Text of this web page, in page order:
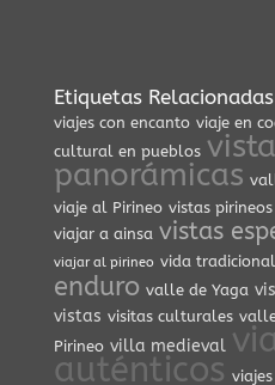
Etiquetas Relacionadas
viajes con encanto viaje en
cultural en pueblos
panorámicas
viaje al Pirineo vistas pirineos
viajar a ainsa vistas
viajar al pirineo vida
enduro valle de Yaga
vistas visitas culturales
Pirineo villa medieval
auténticos